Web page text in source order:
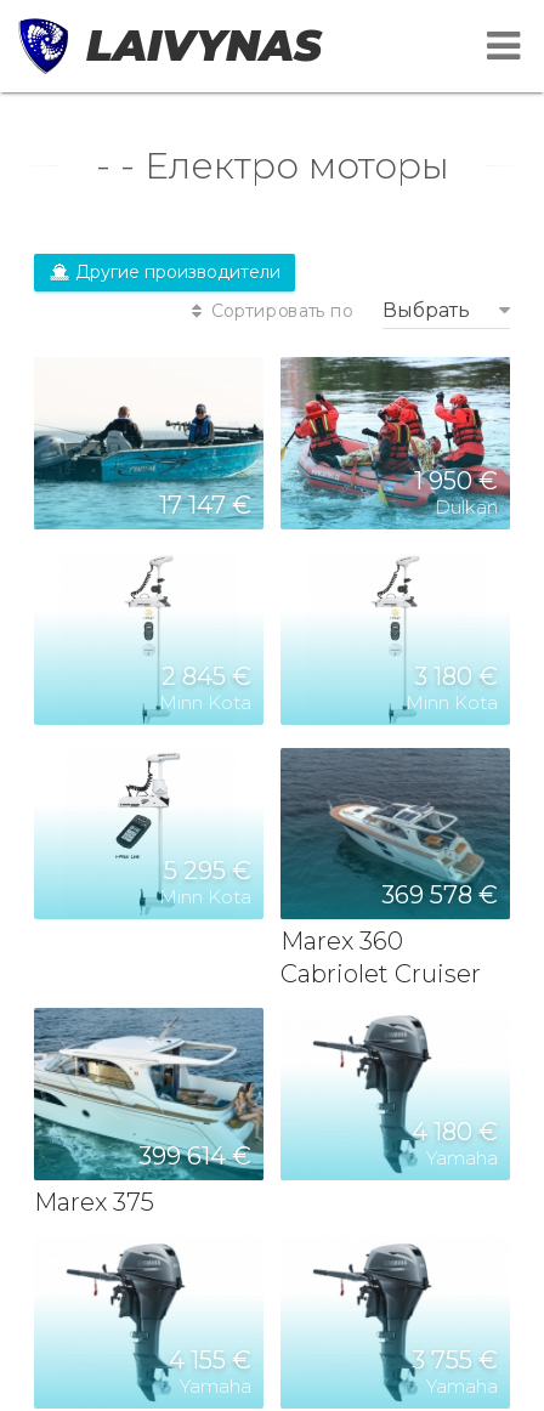
LAIVYNAS
- - Електро моторы
Другие производители
Сортировать по Выбрать
17 147 €
1 950 €
Dulkan
2 845 €
Minn Kota
3 180 €
Minn Kota
5 295 €
Minn Kota
369 578 €
Marex 360
Cabriolet Cruiser
399 614 €
Marex 375
4 180 €
Yamaha
4 155 €
Yamaha
3 755 €
Yamaha